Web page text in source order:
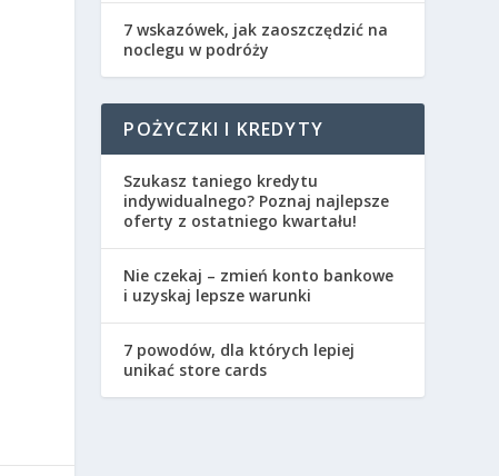
7 wskazówek, jak zaoszczędzić na
noclegu w podróży
POŻYCZKI I KREDYTY
Szukasz taniego kredytu
indywidualnego? Poznaj najlepsze
oferty z ostatniego kwartału!
Nie czekaj – zmień konto bankowe
i uzyskaj lepsze warunki
7 powodów, dla których lepiej
unikać store cards